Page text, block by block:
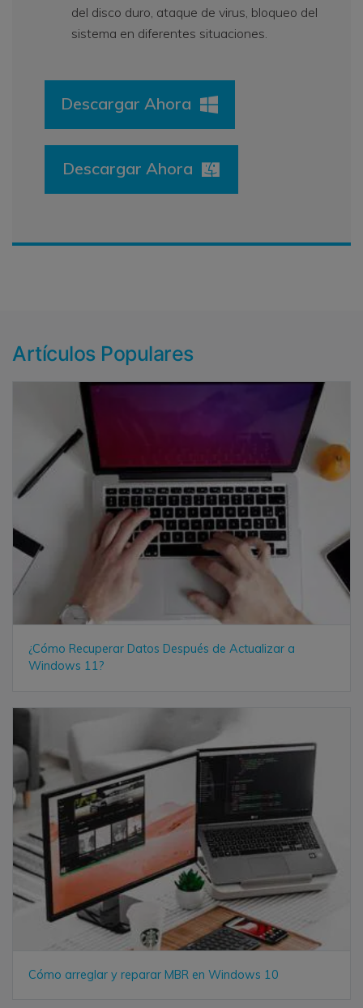
del disco duro, ataque de virus, bloqueo del
sistema en diferentes situaciones.
Descargar Ahora
Descargar Ahora
Artículos Populares
¿Cómo Recuperar Datos Después de Actualizar a
Windows 11?
Cómo arreglar y reparar MBR en Windows 10